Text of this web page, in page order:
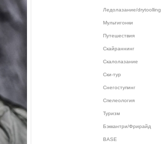
Ледолазание/drytoolling
Мультигонки
Путешествия
Скайраннинг
Скалолазание
Ски-тур
Снегоступинг
Спелеология
Туризм
Бэккантри/Фрирайд
BASE